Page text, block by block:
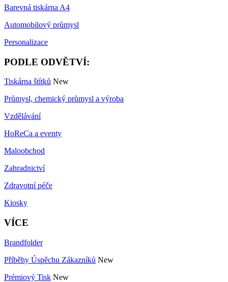
Barevná tiskárna A4
Automobilový průmysl
Personalizace
PODLE ODVĚTVÍ:
Tiskárna štítků New
Průmysl, chemický průmysl a výroba
Vzdělávání
HoReCa a eventy
Maloobchod
Zahradnictví
Zdravotní péče
Kiosky
VÍCE
Brandfolder
Příběhy Úspěchu Zákazníků New
Prémiový Tisk New